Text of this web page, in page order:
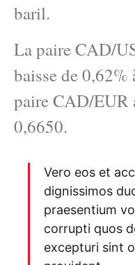
baril.
La paire CAD/
baisse de
paire CAD/EUR
0,6650.
Vero eos et
dignissimos
praesentium
corrupti quos
excepturi sint